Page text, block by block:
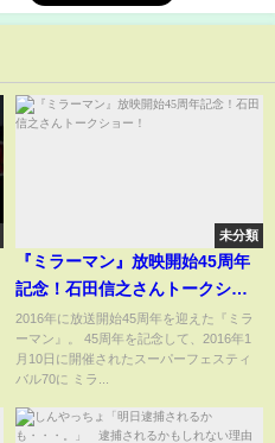
未分類
『ミラーマン』放映開始45周年
記念！石田信之さんトークショ
ー！
2016年に放送開始45周年を迎えた『ミラ
ーマン』。 45周年を記念して、2016年1
月10日に開催されたスーパーフェスティ
バル70に ミラ...